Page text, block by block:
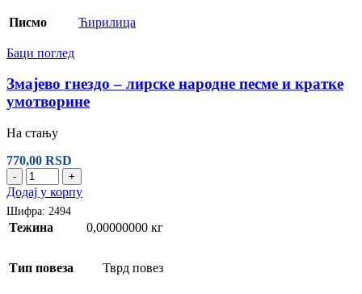
Писмо Ћирилица
Баци поглед
Змајево гнездо – лирске народне песме и кратке
умотворине
На стању
770,00 RSD
- +
Додај у корпу
Шифра: 2494
Тежина 0,00000000 кг
Тип повеза Тврд повез